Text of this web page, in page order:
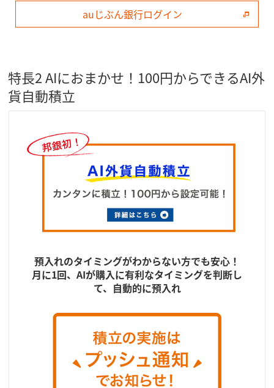
auじぶん銀行ログイン
特長2 AIにおまかせ！100円からできるAI外
貨自動積立
預入れのタイミングがわからない方でも安心！
月に1回、AIが購入に有利なタイミングを判断し
て、自動的に預入れ